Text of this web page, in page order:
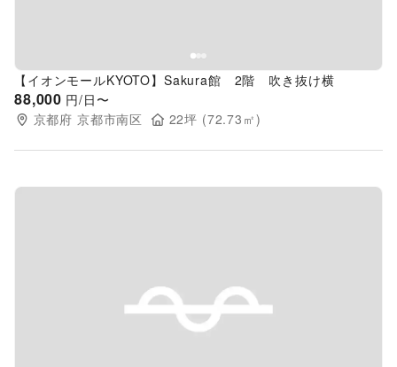
【イオンモールKYOTO】Sakura館 2階 吹き抜け横
88,000 円/日〜
京都府 京都市南区 22坪 (72.73 ㎡)
Previous slide